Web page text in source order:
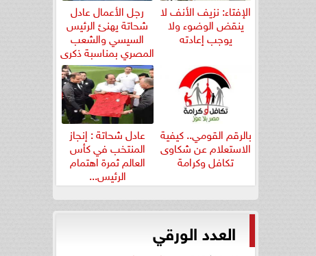
الإفتاء: نزيف الأنف لا
ينقض الوضوء ولا
يوجب إعادته
رجل الأعمال عادل
شحاتة يهنئ الرئيس
السيسي والشعب
المصري بمناسبة ذكرى
ثورة...
بالرقم القومي.. كيفية
الاستعلام عن شكاوى
تكافل وكرامة
عادل شحاتة : إنجاز
المنتخب في كأس
العالم ثمرة اهتمام
الرئيس...
العدد الورقي